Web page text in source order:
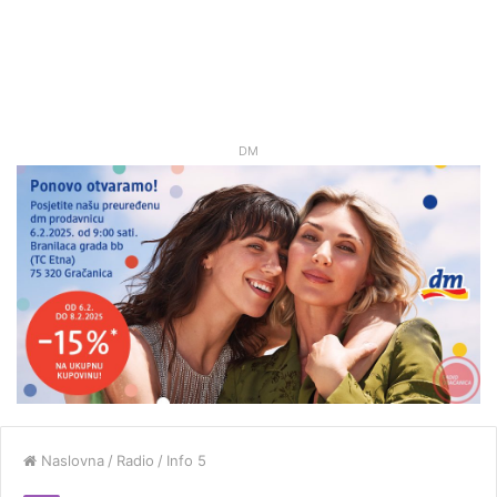
DM
Naslovna / Radio / Info 5